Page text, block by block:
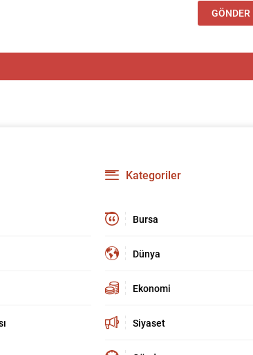
Kategoriler
Bursa
Dünya
Ekonomi
Siyaset